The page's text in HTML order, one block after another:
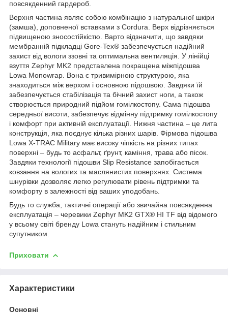
повсякденний гардероб.
Верхня частина являє собою комбінацію з натуральної шкіри
(замша), доповненої вставками з Cordura. Верх відрізняється
підвищеною зносостійкістю. Варто відзначити, що завдяки
мембранній підкладці Gore-Tex® забезпечується надійний
захист від вологи ззовні та оптимальна вентиляція. У лінійці
взуття Zephyr MK2 представлена покращена міжпідошва
Lowa Monowrap. Вона є тривимірною структурою, яка
знаходиться між верхом і основною підошвою. Завдяки їй
забезпечується стабілізація та бічний захист ноги, а також
створюється природний підйом гомілкостопу. Сама підошва
середньої висоти, забезпечує відмінну підтримку гомілкостопу
і комфорт при активній експлуатації. Нижня частина – це лита
конструкція, яка поєднує кілька різних шарів. Фірмова підошва
Lowa X-TRAC Military має високу чіпкість на різних типах
поверхні – будь то асфальт, ґрунт, каміння, трава або пісок.
Завдяки технології підошви Slip Resistance запобігається
ковзання на вологих та маслянистих поверхнях. Система
шнурівки дозволяє легко регулювати рівень підтримки та
комфорту в залежності від ваших уподобань.
Будь то служба, тактичні операції або звичайна повсякденна
експлуатація – черевики Zephyr MK2 GTX® HI TF від відомого
у всьому світі бренду Lowa стануть надійним і стильним
супутником.
Приховати
Характеристики
Основні